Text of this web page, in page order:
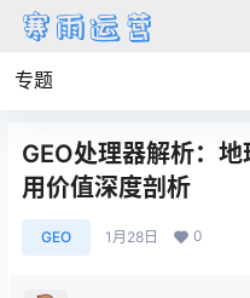
专题
GEO处理器解析：
用价值深度剖析
GEO 1月28日 0